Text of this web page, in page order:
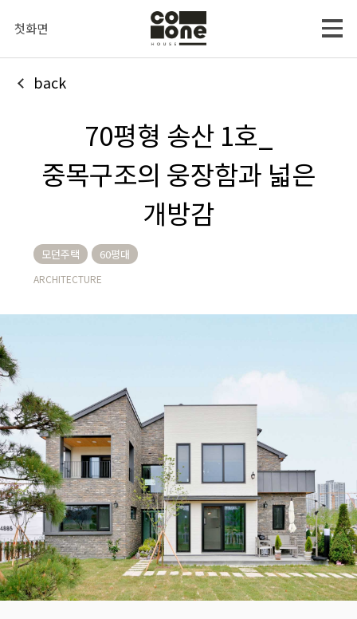
첫화면
back
70평형 송산 1호_
중목구조의 웅장함과 넓은
개방감
모던주택 60평대
ARCHITECTURE